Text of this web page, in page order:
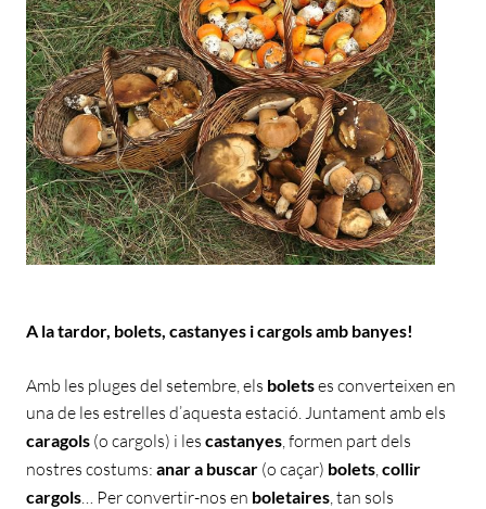
A la tardor, bolets, castanyes i cargols amb banyes!
Amb les pluges del setembre, els boletses converteixen en
una de les estrelles d’aquesta estació. Juntament amb els
caragols (o cargols) i les castanyes , formen part dels
nostres costums: anar a buscar (o caçar) bolets collir
cargols … Per convertir-nos en boletaires , tan sols